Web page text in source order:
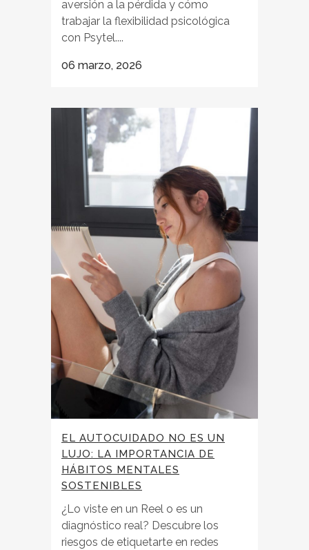
aversión a la pérdida y cómo
trabajar la flexibilidad psicológica
con Psytel....
06 marzo, 2026
EL AUTOCUIDADO NO ES UN
LUJO: LA IMPORTANCIA DE
HÁBITOS MENTALES
SOSTENIBLES
¿Lo viste en un Reel o es un
diagnóstico real? Descubre los
riesgos de etiquetarte en redes